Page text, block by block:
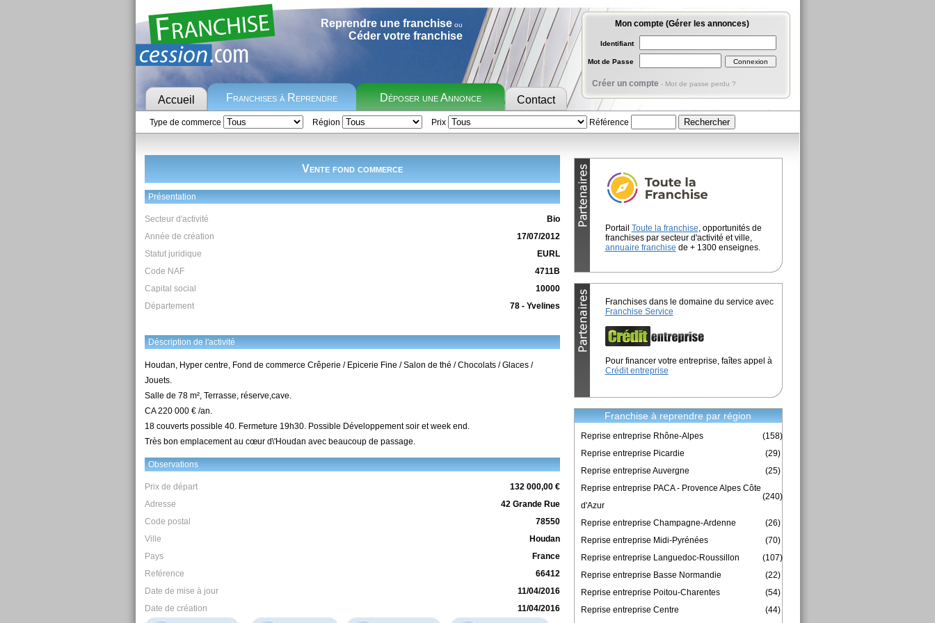
Reprendre une franchiseou
Céder votre franchise
Accueil Franchises à Reprendre Déposer une Annonce Contact
Mon compte (Gérer les annonces)
Identifiant
Mot de Passe
Créer un compte - Mot de passe perdu ?
Type de commerce Région Prix Référence
Vente fond commerce
Présentation
Secteur d'activité
Bio
Année de création
17/07/2012
Statut juridique
EURL
Code NAF
4711B
Capital social
10000
Département
78 - Yvelines
Déscription de l'activité
Houdan, Hyper centre, Fond de commerce Crêperie / Epicerie Fine / Salon de thé / Chocolats / Glaces /
Jouets.
Salle de 78 m², Terrasse, réserve,cave.
CA 220 000 € /an.
18 couverts possible 40. Fermeture 19h30. Possible Développement soir et week end.
Très bon emplacement au cœur d\'Houdan avec beaucoup de passage.
Observations
Prix de départ
132 000,00 €
Adresse
42 Grande Rue
Code postal
78550
Ville
Houdan
Pays
France
Reférence
66412
Date de mise à jour
11/04/2016
Date de création
11/04/2016
Portail Toute la franchise, opportunités de
franchises par secteur d'activité et ville,
annuaire franchise de + 1300 enseignes.
Franchises dans le domaine du service avec
Franchise Service
Pour financer votre entreprise, faîtes appel à
Crédit entreprise
Franchise à reprendre par région
Reprise entreprise Rhône-Alpes
(158)
Reprise entreprise Picardie
(29)
Reprise entreprise Auvergne
(25)
Reprise entreprise PACA - Provence Alpes Côte
d'Azur
(240)
Reprise entreprise Champagne-Ardenne
(26)
Reprise entreprise Midi-Pyrénées
(70)
Reprise entreprise Languedoc-Roussillon
(107)
Reprise entreprise Basse Normandie
(22)
Reprise entreprise Poitou-Charentes
(54)
Reprise entreprise Centre
(44)